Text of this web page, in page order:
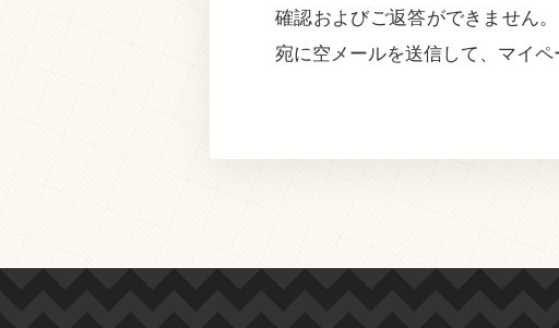
確認およびご返答ができません
宛に空メールを送信して、マイ